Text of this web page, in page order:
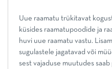
Uue raamatu trükitavat
küsides raamatupoodide ja
huvi uue raamatu vastu.
sugulastele jagatavad või
sest vajaduse muutudes saab